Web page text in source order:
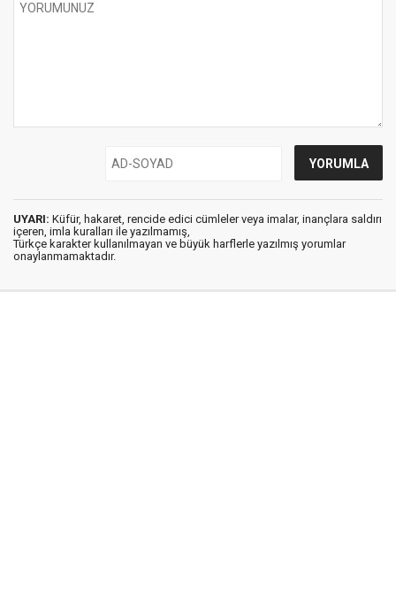
UYARI: Küfür, hakaret, rencide edici cümleler veya imalar, inançlara saldırı
içeren, imla kuralları ile yazılmamış,
Türkçe karakter kullanılmayan ve büyük harflerle yazılmış yorumlar
onaylanmamaktadır.